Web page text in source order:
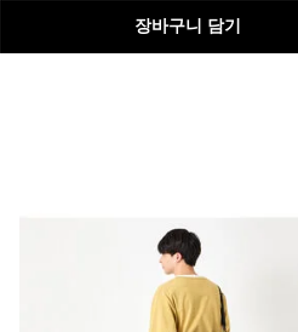
개
장바구니 담기